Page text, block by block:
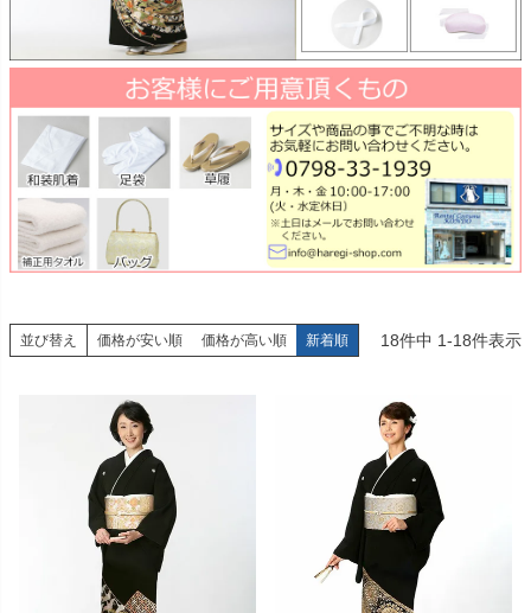
並び替え 価格が安い順 価格が高い順 新着順 18件中 1-18件表示